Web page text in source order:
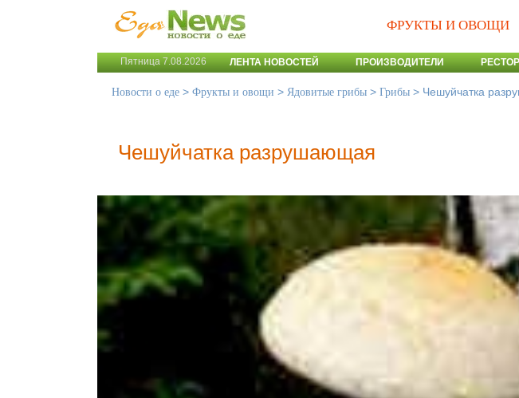
ФРУКТЫ И ОВОЩИ
Пятница 7.08.2026 ЛЕНТА НОВОСТЕЙ ПРОИЗВОДИТЕЛИ
Новости о еде > Фрукты и овощи > Ядовитые грибы > Грибы > Чешуйчатка
Чешуйчатка разрушающая